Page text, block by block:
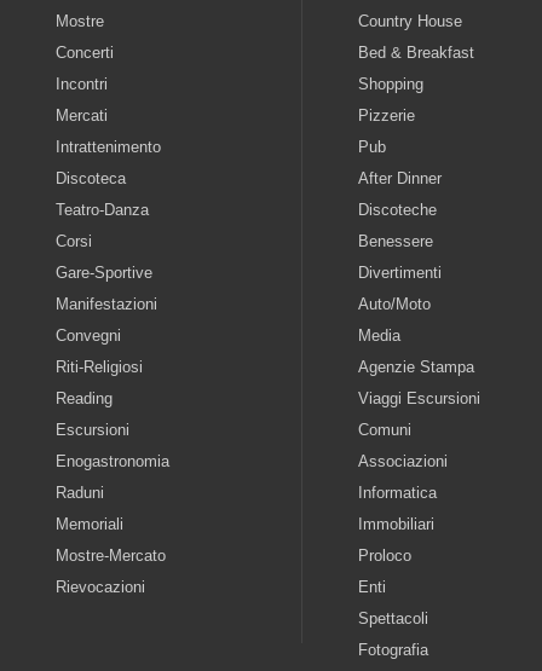
Mostre
Concerti
Incontri
Mercati
Intrattenimento
Discoteca
Teatro-Danza
Corsi
Gare-Sportive
Manifestazioni
Convegni
Riti-Religiosi
Reading
Escursioni
Enogastronomia
Raduni
Memoriali
Mostre-Mercato
Rievocazioni
Country House
Bed & Breakfast
Shopping
Pizzerie
Pub
After Dinner
Discoteche
Benessere
Divertimenti
Auto/Moto
Media
Agenzie Stampa
Viaggi Escursioni
Comuni
Associazioni
Informatica
Immobiliari
Proloco
Enti
Spettacoli
Fotografia